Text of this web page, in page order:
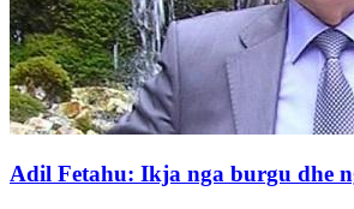
Adil Fetahu: Ikja nga burgu dhe